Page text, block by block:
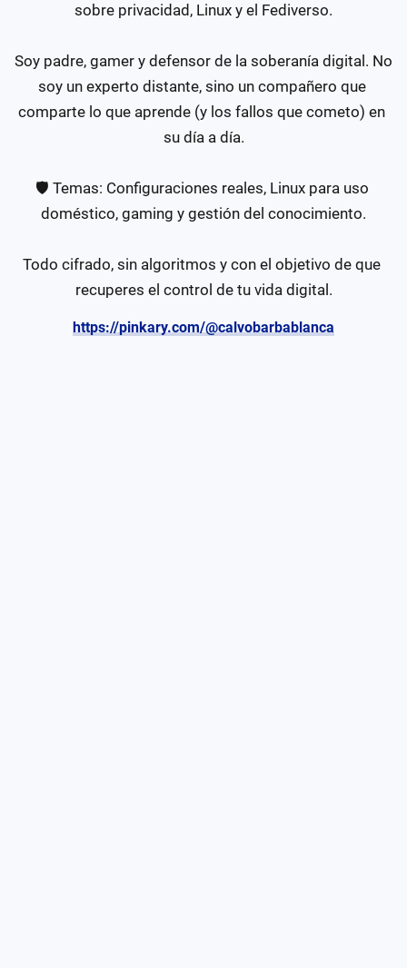
sobre privacidad, Linux y el Fediverso.
Soy padre, gamer y defensor de la soberanía digital. No
soy un experto distante, sino un compañero que
comparte lo que aprende (y los fallos que cometo) en
su día a día.
🛡️ Temas: Configuraciones reales, Linux para uso
doméstico, gaming y gestión del conocimiento.
Todo cifrado, sin algoritmos y con el objetivo de que
recuperes el control de tu vida digital.
https://pinkary.com/@calvobarbablanca